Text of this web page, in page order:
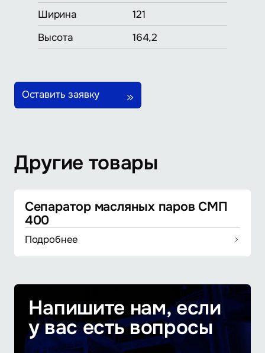
Ширина
121
Высота
164,2
Оставить заявку
Другие товары
Сепаратор масляных паров СМП
400
Подробнее
Напишите нам, если
у вас есть вопросы